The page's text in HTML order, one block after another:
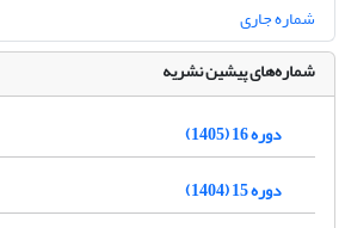
شماره جاری
شماره‌های پیشین نشریه
دوره 16 (1405)
دوره 15 (1404)